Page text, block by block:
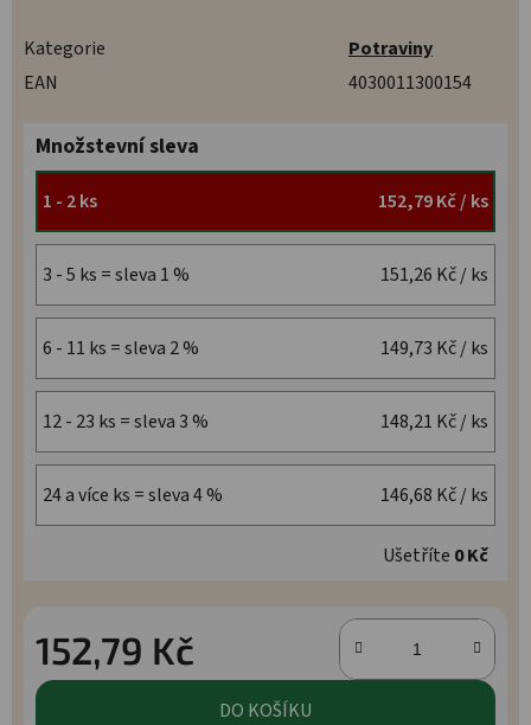
Kategorie
Potraviny
EAN
4030011300154
Množstevní sleva
1 - 2 ks 152,79 Kč/ ks
3 - 5 ks = sleva 1 % 151,26 Kč/ ks
6 - 11 ks = sleva 2 % 149,73 Kč/ ks
12 - 23 ks = sleva 3 % 148,21 Kč/ ks
24 a více ks = sleva 4 % 146,68 Kč/ ks
Ušetříte 0 Kč
152,79 Kč
Měrná cena:
DO KOŠÍKU